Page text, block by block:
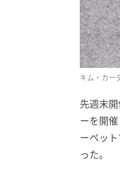
キム・カー
先週末
ーを開
ーペッ
った。